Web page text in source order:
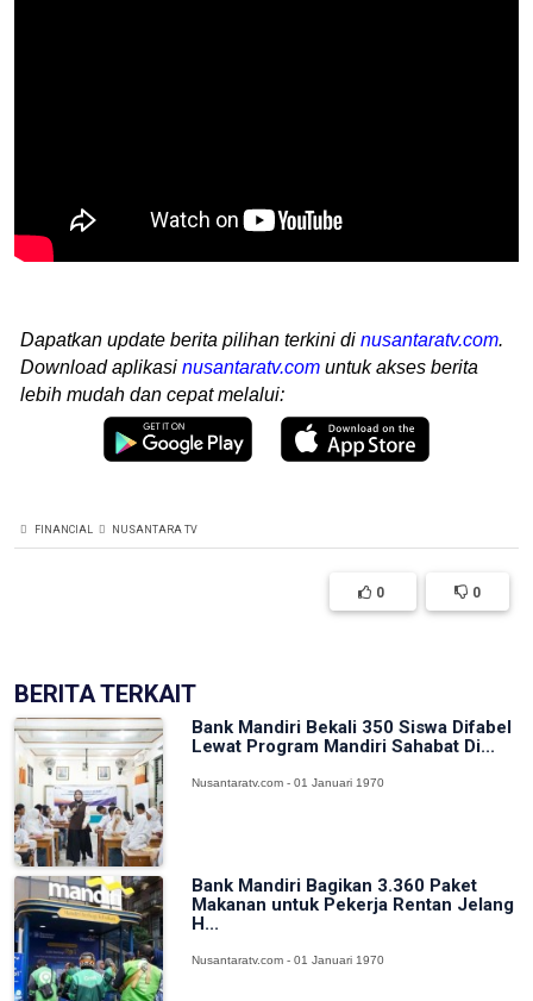
Dapatkan update berita pilihan terkini di nusantaratv.com.
Download aplikasi nusantaratv.com untuk akses berita
lebih mudah dan cepat melalui:
FINANCIAL NUSANTARA TV
0 0
BERITA TERKAIT
Bank Mandiri Bekali 350 Siswa Difabel
Lewat Program Mandiri Sahabat Di...
Nusantaratv.com - 01 Januari 1970
Bank Mandiri Bagikan 3.360 Paket
Makanan untuk Pekerja Rentan Jelang
H...
Nusantaratv.com - 01 Januari 1970